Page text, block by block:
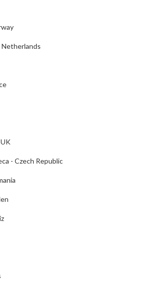
Netherlands
- Czech Republic